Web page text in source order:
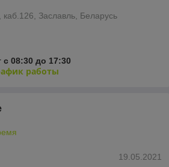
каб.126, Заславль, Беларусь
с 08:30 до 17:30
работы
19.05.2021